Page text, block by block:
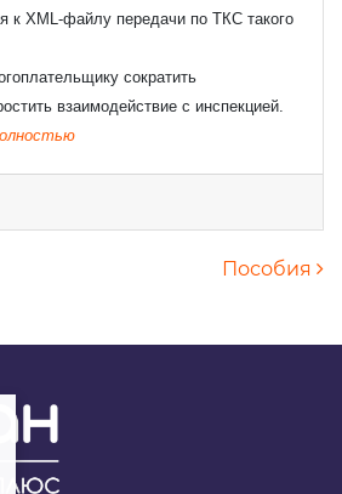
к XML-файлу передачи по ТКС такого
сократить
взаимодействие с инспекцией.
по записямПособия